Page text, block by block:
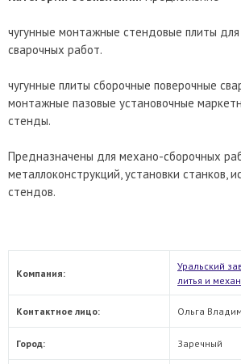
чугунные монтажные стендовые плиты
сварочных работ.
чугунные плиты сборочные поверочные
монтажные пазовые установочные
стенды.
Предназначены для механо-сборочных
металлоконструкций, установки станков,
стендов.
Компания:
Уральский
литья и
Контактное лицо: Ольга
Город: Заречный